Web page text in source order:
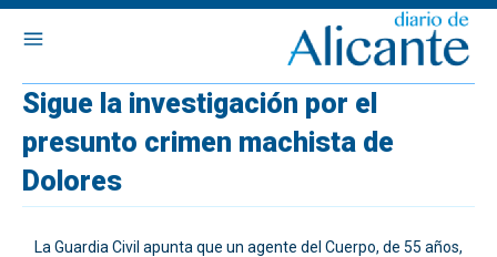
Sigue la investigación por el
presunto crimen machista de
Dolores
La Guardia Civil apunta que un agente del Cuerpo, de 55 años,